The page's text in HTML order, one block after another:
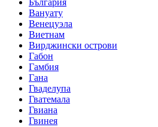
Вануату
Венецуэла
Виетнам
Вирджински острови
Габон
Гамбия
Гана
Гваделупа
Гватемала
Гвиана
Гвинея